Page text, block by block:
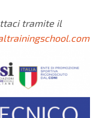
tramite il